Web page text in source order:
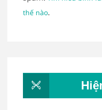
thế nào.